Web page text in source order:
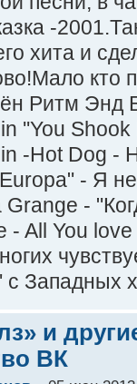
-
хита и
кто
Ритм Энд
''You
-Hot Dog -
- Я
Grange -
- All You
с Западных
и
ВК